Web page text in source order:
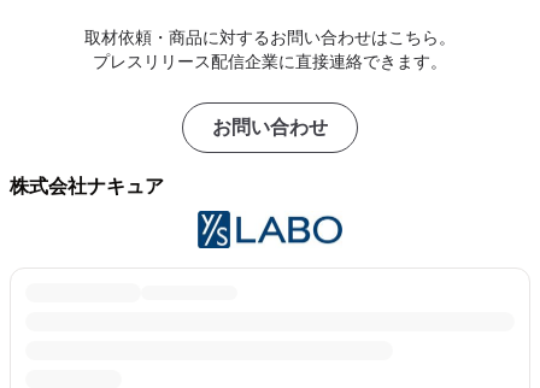
取材依頼・商品に対するお問い合わせはこちら。
プレスリリース配信企業に直接連絡できます。
お問い合わせ
株式会社ナキュア